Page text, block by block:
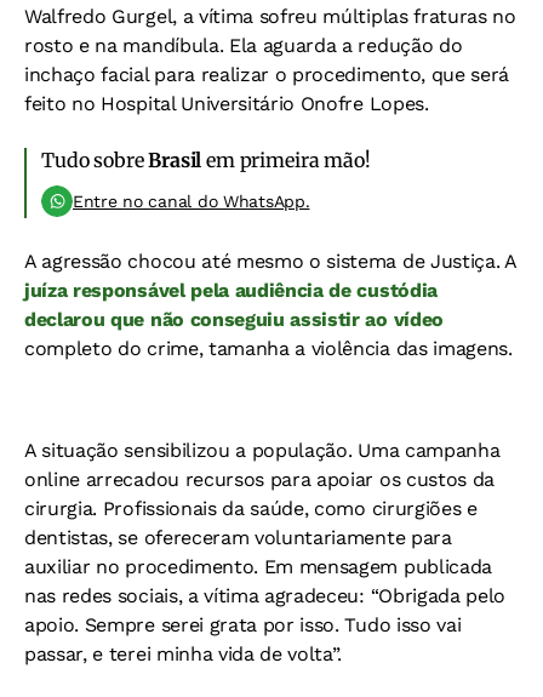
Walfredo Gurgel, a vítima sofreu múltiplas fraturas no
rosto e na mandíbula. Ela aguarda a redução do
inchaço facial para realizar o procedimento, que será
feito no Hospital Universitário Onofre Lopes.
Tudo sobreBrasil em primeira mão!
Entre no canal do WhatsApp.
A agressão chocou até mesmo o sistema de Justiça. A
juíza responsável pela audiência de custódia
declarou que não conseguiu assistir ao vídeo
completo do crime, tamanha a violência das imagens.
A situação sensibilizou a população. Uma campanha
online arrecadou recursos para apoiar os custos da
cirurgia. Profissionais da saúde, como cirurgiões e
dentistas, se ofereceram voluntariamente para
auxiliar no procedimento. Em mensagem publicada
nas redes sociais, a vítima agradeceu: “Obrigada pelo
apoio. Sempre serei grata por isso. Tudo isso vai
passar, e terei minha vida de volta”.